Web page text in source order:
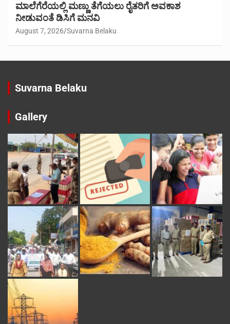
ಮಾಲೆಗೆರೆಯಲ್ಲಿ ಮಣ್ಣು ತೆಗೆಯಲು ರೈತರಿಗೆ ಅವಕಾಶ
ನೀಡುವಂತೆ ಡಿಸಿಗೆ ಮನವಿ
August 7, 2026 Suvarna Belaku
Suvarna Belaku
Gallery